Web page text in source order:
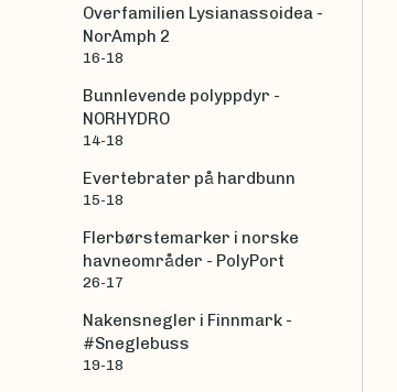
er en av artene som lever i Sognefjorden.
Lithodes maja
Overfamilien Lysianassoidea -
NorAmph 2
16-18
Bunnlevende polyppdyr -
NORHYDRO
14-18
Evertebrater på hardbunn
15-18
Flerbørstemarker i norske
havneområder - PolyPort
26-17
Nakensnegler i Finnmark -
#Sneglebuss
19-18